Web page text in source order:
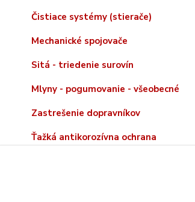
Čistiace systémy (stierače)
Mechanické spojovače
Sitá - triedenie surovín
Mlyny - pogumovanie - všeobecné
Zastrešenie dopravníkov
Ťažká antikorozívna ochrana